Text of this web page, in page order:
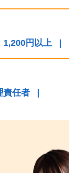
1,200円以上 |
責任者 |